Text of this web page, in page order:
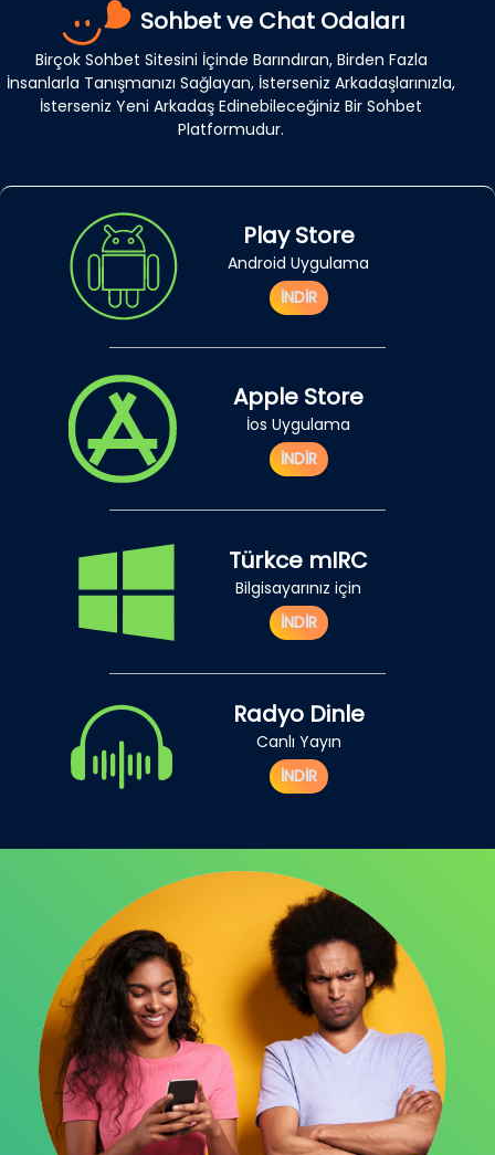
Sohbet ve Chat Odaları
Birçok Sohbet Sitesini İçinde Barındıran, Birden Fazla
İnsanlarla Tanışmanızı Sağlayan, İsterseniz Arkadaşlarınızla,
İsterseniz Yeni Arkadaş Edinebileceğiniz Bir Sohbet
Platformudur.
Play Store
Android Uygulama
İNDİR
Apple Store
İos Uygulama
İNDİR
Türkce mIRC
Bilgisayarınız için
İNDİR
Radyo Dinle
Canlı Yayın
İNDİR